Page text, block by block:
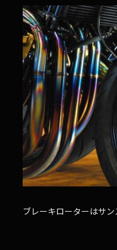
ブレーキローターはサン